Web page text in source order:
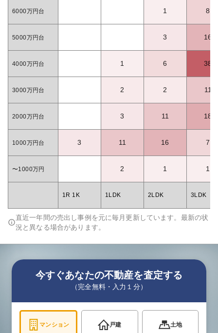
6000万円台 1 8
5000万円台 3 16
4000万円台 1 6 38
3000万円台 2 2 11
2000万円台 3 11 18
1000万円台 3 11 16 7
〜1000万円 2 1 1
1R 1K 1LDK 2LDK 3LDK
直近一年間の売出し事例を元に毎月更新しています。最新の状
況と異なる場合があります。
今すぐあなたの不動産を査定する
（完全無料・入力１分）
マンション 戸建 土地